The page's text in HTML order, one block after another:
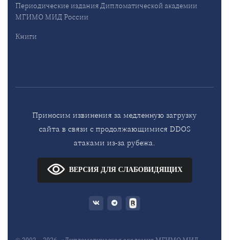
Периодические издания Дипломатической академии
МГИМО МИД России
Книги
Приносим извинения за медленную загрузку
сайта в связи с продолжающимися DDOS
атаками из-за рубежа.
ВЕРСИЯ ДЛЯ СЛАБОВИДЯЩИХ